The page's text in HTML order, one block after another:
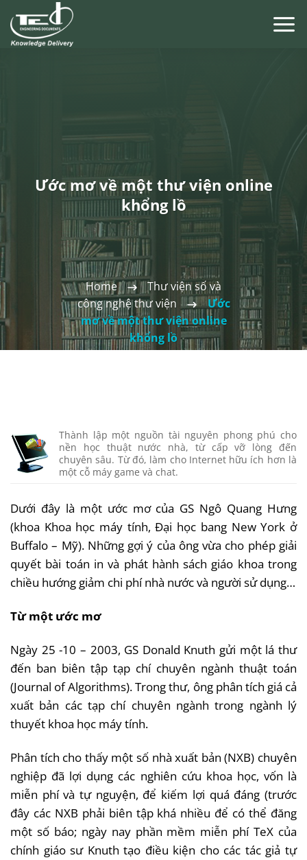
đến
nội
Ước mơ về một thư viện online
khổng lồ
Home
Thư viện số và
công nghệ thư viện
Ước
mơ về một thư viện online
khổng lồ
Thành lập một nguồn tài nguyên phong phú cho
nền học thuật nước nhà, từ cấp vỡ lòng đến
chuyên sâu. Từ đó, làm cho Internet hữu ích hơn là
một cỗ máy game và chat.
Dưới đây là một ước mơ của GS Ngô Quang Hưng
(khoa Khoa học máy tính, Đại học bang New York ở
Buffalo – Mỹ). Những gợi ý của ông vừa cho phép giải
quyết bài toán in và phát hành sách giáo khoa trong
chiều hướng giảm chi phí nhà nước và người sử dụng…
Từ một ước mơ
Ngày 25 -10 – 2003, GS Donald Knuth gửi một lá thư
đến ban biên tập tạp chí chuyên ngành thuật toán
(Journal of Algorithms). Trong thư, ông phân tích giá cả
xuất bản các tạp chí chuyên ngành trong ngành lý
thuyết khoa học máy tính.
Phân tích cho thấy một số nhà xuất bản (NXB) chuyên
nghiệp đã lợi dụng các nghiên cứu khoa học, vốn là
miễn phí và tự nguyện, để kiếm lợi quá đáng (trước
đây các NXB phải biên tập khá nhiều để có thể đăng
một số báo; ngày nay phần mềm miễn phí TeX của
chính giáo sư Knuth tạo điều kiện cho các tác giả tự